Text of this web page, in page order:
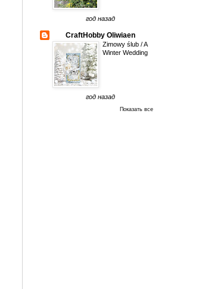
год назад
CraftHobby Oliwiaen
Zimowy ślub / A
Winter Wedding
год назад
Показать все